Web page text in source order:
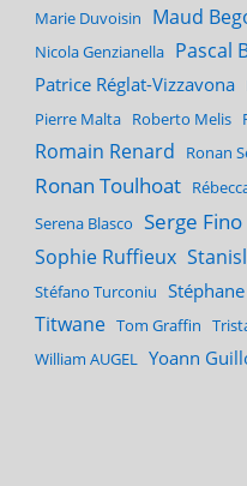
Marie Duvoisin
Maud
Nicola Genzianella Pascal
Patrice Réglat-Vizzavona
Pierre Malta Roberto Melis
Romain Renard Ronan
Ronan Toulhoat
Serena Blasco Serge Fino
Sophie Ruffieux
Stéfano Turconiu
Titwane Tom Graffin
William AUGEL Yoann